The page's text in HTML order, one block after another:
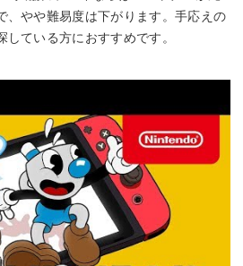
、やや難易度は下がります。手応えの
ている方におすすめです。